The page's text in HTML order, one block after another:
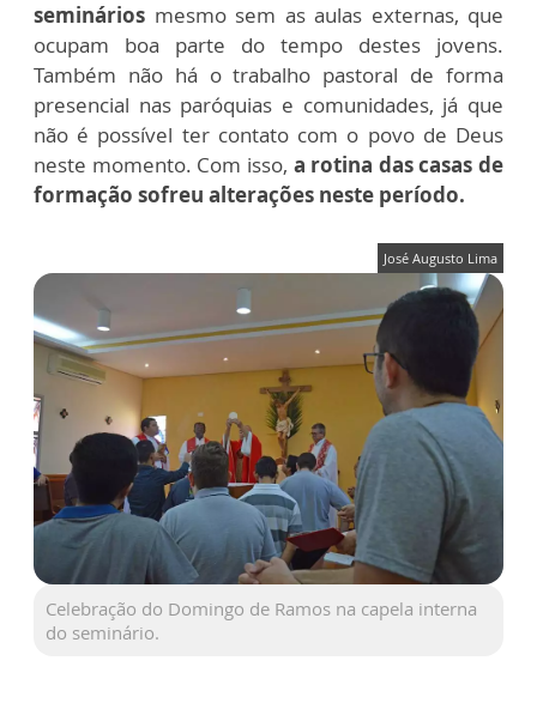
seminários mesmo sem as aulas externas, que
ocupam boa parte do tempo destes jovens.
Também não há o trabalho pastoral de forma
presencial nas paróquias e comunidades, já que
não é possível ter contato com o povo de Deus
neste momento. Com isso, a rotina das casas de
formação sofreu alterações neste período.
José Augusto Lima
Celebração do Domingo de Ramos na capela interna
do seminário.